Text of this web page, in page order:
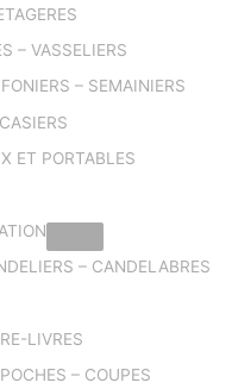
– VASSELIERS
– SEMAINIERS
ET PORTABLES
– CANDELABRES
LIVRES
– COUPES